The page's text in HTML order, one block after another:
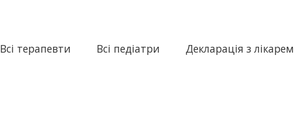
Всі терапевти Всі педіатри Декларація з лікарем